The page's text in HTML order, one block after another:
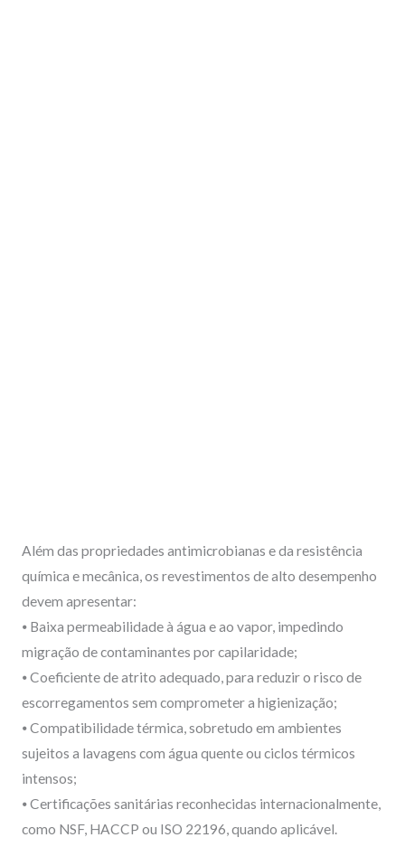
Além das propriedades antimicrobianas e da resistência
química e mecânica, os revestimentos de alto desempenho
devem apresentar:
⦁ Baixa permeabilidade à água e ao vapor, impedindo
migração de contaminantes por capilaridade;
⦁ Coeficiente de atrito adequado, para reduzir o risco de
escorregamentos sem comprometer a higienização;
⦁ Compatibilidade térmica, sobretudo em ambientes
sujeitos a lavagens com água quente ou ciclos térmicos
intensos;
⦁ Certificações sanitárias reconhecidas internacionalmente,
como NSF, HACCP ou ISO 22196, quando aplicável.